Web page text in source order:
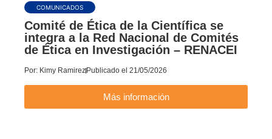
COMUNICADOS
Comité de Ética de la Científica se
integra a la Red Nacional de Comités
de Ética en Investigación – RENACEI
Por: Kimy Ramirez Publicado el 21/05/2026
Más información